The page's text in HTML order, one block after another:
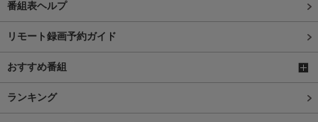
番組表ヘルプ
リモート録画予約ガイド
おすすめ番組
ランキング